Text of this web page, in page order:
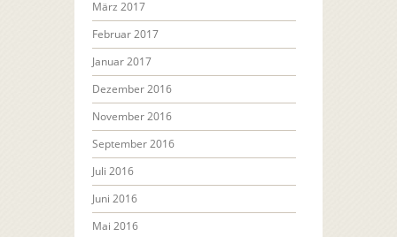
März 2017
Februar 2017
Januar 2017
Dezember 2016
November 2016
September 2016
Juli 2016
Juni 2016
Mai 2016